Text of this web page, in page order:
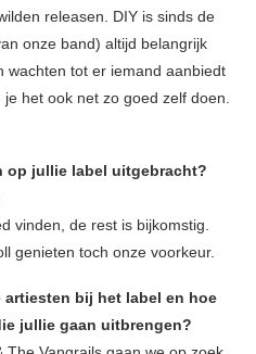
releasen. DIY is sinds de
onze band) altijd belangrijk
wachten tot er iemand aanbiedt
het ook net zo goed zelf doen.
op jullie label uitgebracht?
vinden, de rest is bijkomstig.
genieten toch onze voorkeur.
artiesten bij het label en hoe
jullie gaan uitbrengen?